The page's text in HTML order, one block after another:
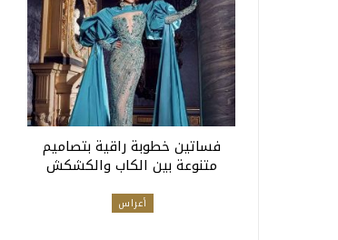
فساتين خطوبة راقية بتصاميم
متنوعة بين الكاب والكشكش
أعراس